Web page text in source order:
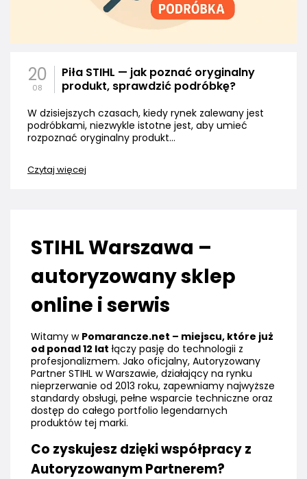
20
08
Piła STIHL — jak poznać oryginalny
produkt, sprawdzić podróbkę?
W dzisiejszych czasach, kiedy rynek zalewany jest
podróbkami, niezwykle istotne jest, aby umieć
rozpoznać oryginalny produkt...
Czytaj więcej
STIHL Warszawa –
autoryzowany sklep
online i serwis
Witamy w Pomarancze.net – miejscu, które już
od ponad 12 lat łączy pasję do technologii z
profesjonalizmem. Jako oficjalny, Autoryzowany
Partner STIHL w Warszawie, działający na rynku
nieprzerwanie od 2013 roku, zapewniamy najwyższe
standardy obsługi, pełne wsparcie techniczne oraz
dostęp do całego portfolio legendarnych
produktów tej marki.
Co zyskujesz dzięki współpracy z
Autoryzowanym Partnerem?